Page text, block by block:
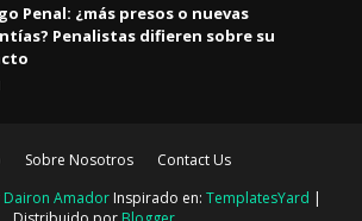
Penal: ¿más presos o nuevas
Penalistas difieren sobre su
Sobre Nosotros
Contact Us
Dairon Amador Inspirado en: TemplatesYard |